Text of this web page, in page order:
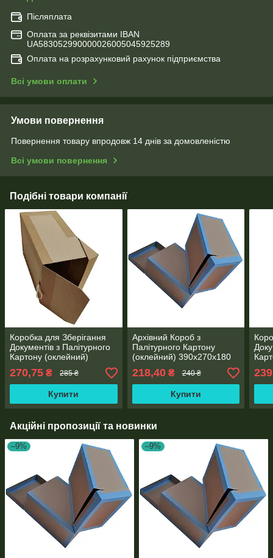
Післяплата
Оплата за реквізитами IBAN
UA583052990000026005045925289
Оплата на розрахунковий рахунок підприємства
Всі умови оплати
Умови повернення
Повернення товару впродовж 14 днів за домовленістю
Всі умови повернення
Подібні товари компанії
Коробка для Зберігання
Документів з Палітурного
Картону (оклейний)
270,75 ₴ 285 ₴
Купити
Архівний Короб з
Палітурного Картону
(оклейний) 390х270х180
218,40₴ 240 ₴
Купити
Акційні пропозиції та новинки
–9% –9%